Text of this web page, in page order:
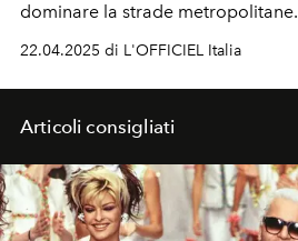
dominare la strade metropolitane.
22.04.2025 di L'OFFICIEL Italia
Articoli consigliati